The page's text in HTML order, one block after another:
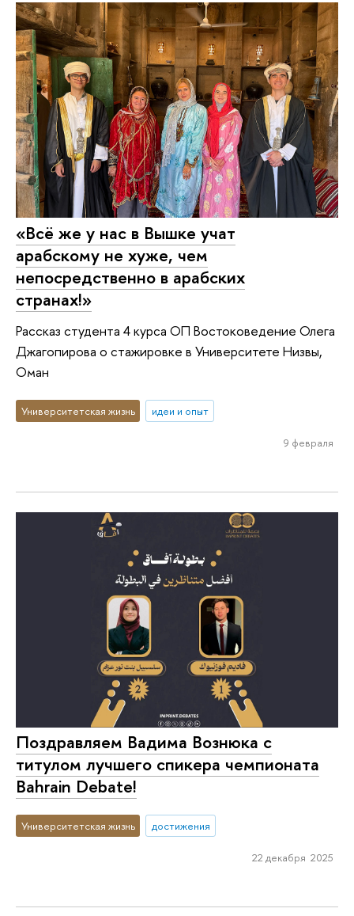
«Всё же у нас в Вышке учат
арабскому не хуже, чем
непосредственно в арабских
странах!»
Рассказ студента 4 курса ОП Востоковедение Олега
Джагопирова о стажировке в Университете Низвы,
Оман
Университетская жизнь идеи и опыт
9 февраля
Поздравляем Вадима Вознюка с
титулом лучшего спикера чемпионата
Bahrain Debate!
Университетская жизнь достижения
22 декабря 2025